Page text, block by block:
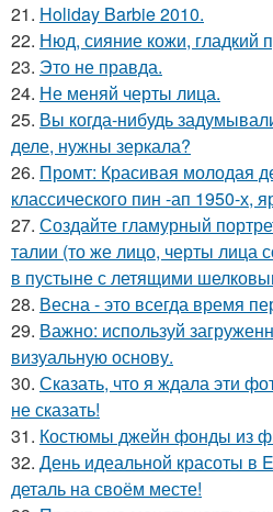
21. Holiday Barbie 2010.
22. Нюд, сияние кожи, гладкий
23. Это не правда.
24. Не меняй черты лица.
25. Вы когда-нибудь
деле, нужны зеркала?
26. Промт: Красивая молодая
классического пин -ап 1950-х,
27. Создайте гламурный
талии (то же лицо, черты лица
в пустыне с летящими
28. Весна - это всегда время
29. Важно: используй
визуальную основу.
30. Сказать, что я ждала эти
не сказать!
31. Костюмы джейн фонды из
32. День идеальной красоты в
деталь на своём месте!